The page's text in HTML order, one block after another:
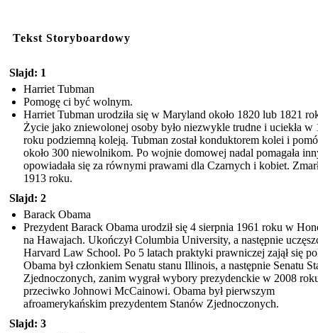
Tekst Storyboardowy
Slajd: 1
Harriet Tubman
Pomogę ci być wolnym.
Harriet Tubman urodziła się w Maryland około 1820 lub 1821
Życie jako zniewolonej osoby było niezwykle trudne i uciekła w
roku podziemną koleją. Tubman został konduktorem kolei i
około 300 niewolnikom. Po wojnie domowej nadal pomagała
opowiadała się za równymi prawami dla Czarnych i kobiet.
1913 roku.
Slajd: 2
Barack Obama
Prezydent Barack Obama urodził się 4 sierpnia 1961 roku w
na Hawajach. Ukończył Columbia University, a następnie
Harvard Law School. Po 5 latach praktyki prawniczej zajął się
Obama był członkiem Senatu stanu Illinois, a następnie Senatu
Zjednoczonych, zanim wygrał wybory prezydenckie w 2008
przeciwko Johnowi McCainowi. Obama był pierwszym
afroamerykańskim prezydentem Stanów Zjednoczonych.
Slajd: 3